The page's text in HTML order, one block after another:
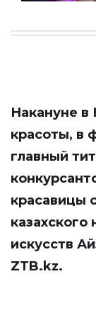
Накануне в
красоты, в
главный
красавицы
казахского
искусств
ZTB.kz.